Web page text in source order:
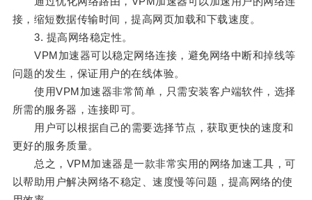
接，缩短数据传输时间，提高网页加载和下载速度。
3. 提高网络稳定性。
VPM加速器可以稳定网络连接，避免网络中断和掉线等
问题的发生，保证用户的在线体验。
使用VPM加速器非常简单，只需安装客户端软件，选择
所需的服务器，连接即可。
用户可以根据自己的需要选择节点，获取更快的速度和
更好的服务质量。
总之，VPM加速器是一款非常实用的网络加速工具，可
以帮助用户解决网络不稳定、速度慢等问题，提高网络的使